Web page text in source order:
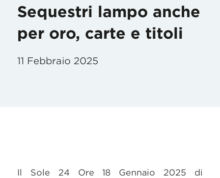
Sequestri lampo anche
per oro, carte e titoli
11 Febbraio 2025
Il Sole 24 Ore 18 Gennaio 2025 di